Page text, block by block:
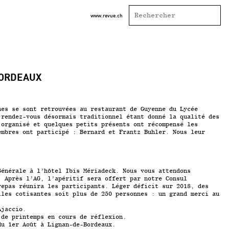
www.revue.ch
se sont retrouvées au restaurant de Guyenne du Lycée
vous désormais traditionnel étant donné la qualité des
et quelques petits présents ont récompensé les
ont participé : Bernard et Frantz Buhler. Nous leur
à l’hôtel Ibis Mériadeck. Nous vous attendons
Après l’AG, l’apéritif sera offert par notre Consul
réunira les participants. Léger déficit sur 2018, des
cotisantes soit plus de 250 personnes : un grand merci au
printemps en cours de réflexion.
Août à Lignan-de-Bordeaux.